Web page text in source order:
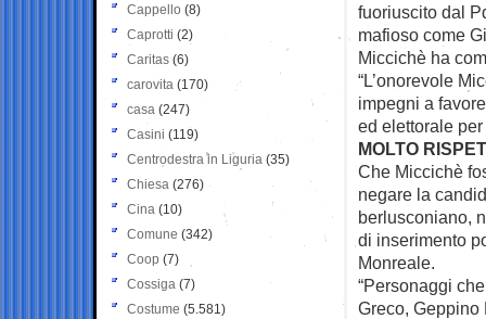
fuoriuscito dal
mafioso come
Miccichè ha
“L’onorevole
impegni a
ed elettorale
MOLTO
Che Miccichè
negare la
berlusconiano,
di inserimento
Monreale.
“Personaggi
Greco,
Cappello (8)
Caprotti (2)
Caritas (6)
carovita (170)
casa (247)
Casini (119)
Centrodestra in Liguria (35)
Chiesa (276)
Cina (10)
Comune (342)
Coop (7)
Cossiga (7)
Costume (5.581)